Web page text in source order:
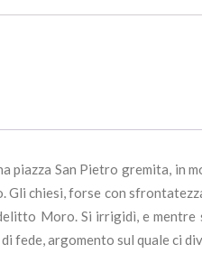
San Pietro gremita, in
chiesi, forse con
Moro. Si irrigidì, e
argomento sul quale ci